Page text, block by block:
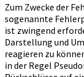
Zum Zwecke der
sogenannte
ist zwingend
Darstellung und
reagieren zu
in der Regel